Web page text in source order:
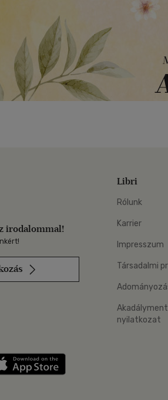
irodalommal!
a LinkedInen
Szerezd meg: Google Play
Libri
Rólunk
Karrier
Impresszum
Társadalmi
nyilatkozat